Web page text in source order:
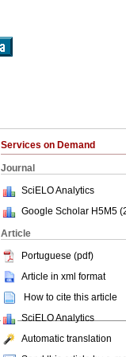
Services on Demand
Journal
SciELO Analytics
Google Scholar H5M5 (
Article
Portuguese (pdf)
Article in xml format
How to cite this article
SciELO Analytics
Automatic translation